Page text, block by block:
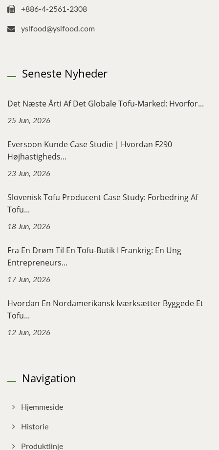
+886-4-2561-2308
yslfood@yslfood.com
Seneste Nyheder
Det Næste Årti Af Det Globale Tofu-Marked: Hvorfor...
25 Jun, 2026
Eversoon Kunde Case Studie｜Hvordan F290
Højhastigheds...
23 Jun, 2026
Slovenisk Tofu Producent Case Study: Forbedring Af
Tofu...
18 Jun, 2026
Fra En Drøm Til En Tofu-Butik I Frankrig: En Ung
Entrepreneurs...
17 Jun, 2026
Hvordan En Nordamerikansk Iværksætter Byggede Et
Tofu...
12 Jun, 2026
Navigation
Hjemmeside
Historie
Produktlinje